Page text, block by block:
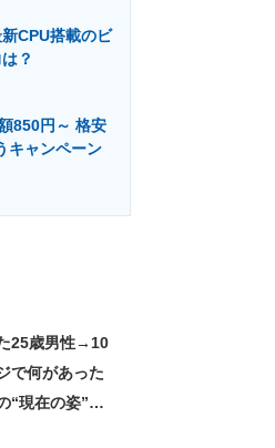
CPU搭載のビ
？
850円～ 格安
キャンペーン
25歳男性→10
何があった
現在の姿”が